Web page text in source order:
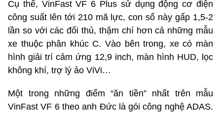
Cụ thể, VinFast VF 6 Plus sử dụng động cơ điện
công suất lên tới 210 mã lực, con số này gấp 1,5-2
lần so với các đối thủ, thậm chí hơn cả những mẫu
xe thuộc phân khúc C. Vào bên trong, xe có màn
hình giải trí cảm ứng 12,9 inch, màn hình HUD, lọc
không khí, trợ lý ảo ViVi…
Một trong những điểm “ăn tiền” nhất trên mẫu
VinFast VF 6 theo anh Đức là gói công nghệ ADAS.